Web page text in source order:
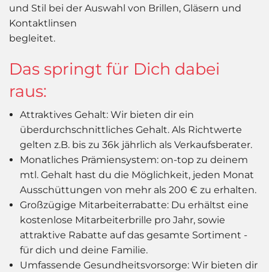
und Stil bei der Auswahl von Brillen, Gläsern und
Kontaktlinsen
begleitet.
Das springt für Dich dabei
raus:
Attraktives Gehalt: Wir bieten dir ein
überdurchschnittliches Gehalt. Als Richtwerte
gelten z.B. bis zu 36k jährlich als Verkaufsberater.
Monatliches Prämiensystem: on-top zu deinem
mtl. Gehalt hast du die Möglichkeit, jeden Monat
Ausschüttungen von mehr als 200 € zu erhalten.
Großzügige Mitarbeiterrabatte: Du erhältst eine
kostenlose Mitarbeiterbrille pro Jahr, sowie
attraktive Rabatte auf das gesamte Sortiment -
für dich und deine Familie.
Umfassende Gesundheitsvorsorge: Wir bieten dir